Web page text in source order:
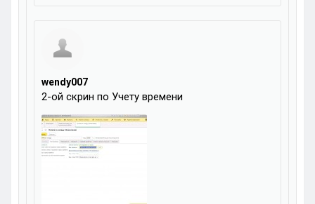
wendy007
2-ой скрин по Учету времени